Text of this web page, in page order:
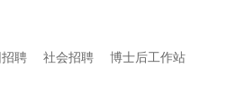
聘 社会招聘
博士后工作站